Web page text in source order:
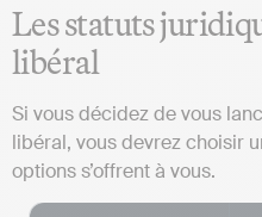
Les statuts
libéral
Si vous décidez de vous
libéral, vous devrez choisir
options s’offrent à vous.